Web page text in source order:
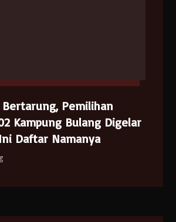
Pemilihan
Kampung Bulang Digelar
Daftar Namanya